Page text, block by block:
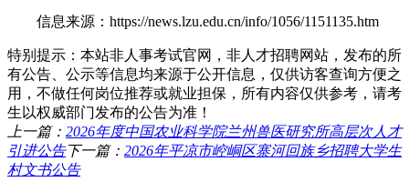
信息来源：https://news.lzu.edu.cn/info/1056/1151135.htm
特别提示：本站非人事考试官网，非人才招聘网站，发布的所
有公告、公示等信息均来源于公开信息，仅供访客查询方便之
用，不做任何岗位推荐或就业担保，所有内容仅供参考，请考
生以权威部门发布的公告为准！
上一篇： 2026年度中国农业科学院兰州兽医研究所高层次人才
引进公告下一篇： 2026年平凉市崆峒区寨河回族乡招聘大学生
村文书公告